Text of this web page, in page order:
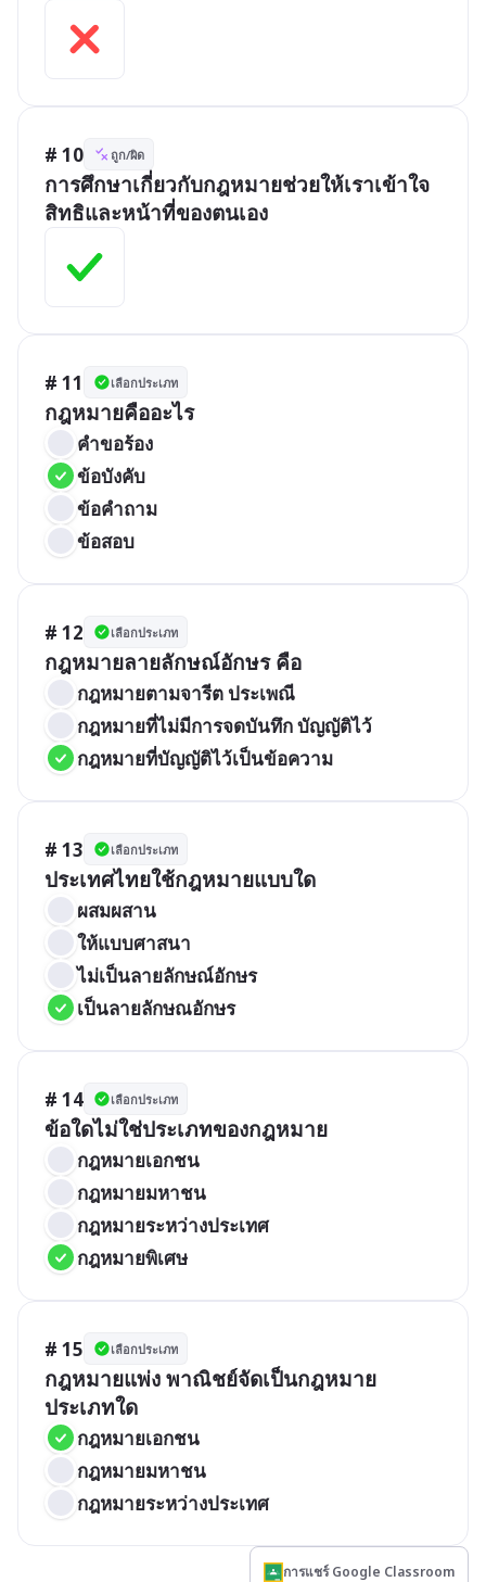
# 10 ถูก/ผิด
การศึกษาเกี่ยวกับกฎหมายช่วยให้เราเข้าใจ
สิทธิและหน้าที่ของตนเอง
# 11 เลือกประเภท
กฎหมายคืออะไร
คำขอร้อง
ข้อบังคับ
ข้อคำถาม
ข้อสอบ
# 12 เลือกประเภท
กฎหมายลายลักษณ์อักษร คือ
กฎหมายตามจารีต ประเพณี
กฎหมายที่ไม่มีการจดบันทึก บัญญัติไว้
กฎหมายที่บัญญัติไว้เป็นข้อความ
# 13 เลือกประเภท
ประเทศไทยใช้กฎหมายแบบใด
ผสมผสาน
ให้แบบศาสนา
ไม่เป็นลายลักษณ์อักษร
เป็นลายลักษณอักษร
# 14 เลือกประเภท
ข้อใดไม่ใช่ประเภทของกฎหมาย
กฎหมายเอกชน
กฎหมายมหาชน
กฎหมายระหว่างประเทศ
กฎหมายพิเศษ
# 15 เลือกประเภท
กฎหมายแพ่ง พาณิชย์จัดเป็นกฎหมาย
ประเภทใด
กฎหมายเอกชน
กฎหมายมหาชน
กฎหมายระหว่างประเทศ
การแชร์ Google Classroom